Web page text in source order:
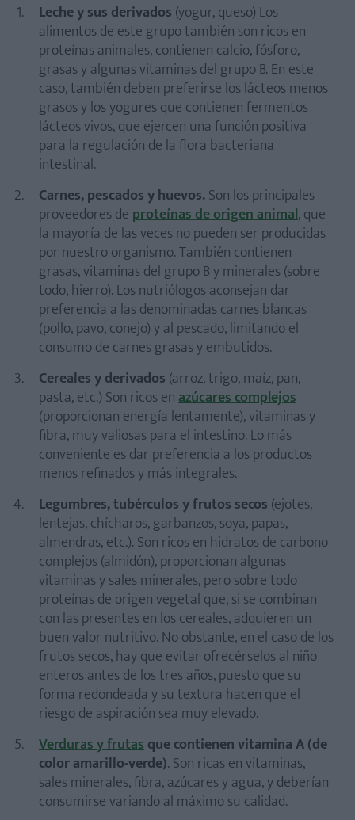
Leche y sus derivados (yogur, queso) Los
alimentos de este grupo también son ricos en
proteínas animales, contienen calcio, fósforo,
grasas y algunas vitaminas del grupo B. En este
caso, también deben preferirse los lácteos menos
grasos y los yogures que contienen fermentos
lácteos vivos, que ejercen una función positiva
para la regulación de la flora bacteriana
intestinal.
Carnes, pescados y huevos.Son los principales
proveedores de proteínas de origen animal, que
la mayoría de las veces no pueden ser producidas
por nuestro organismo. También contienen
grasas, vitaminas del grupo B y minerales (sobre
todo, hierro). Los nutriólogos aconsejan dar
preferencia a las denominadas carnes blancas
(pollo, pavo, conejo) y al pescado, limitando el
consumo de carnes grasas y embutidos.
Cereales y derivados (arroz, trigo, maíz, pan,
pasta, etc.) Son ricos enazúcares complejos
(proporcionan energía lentamente), vitaminas y
fibra, muy valiosas para el intestino. Lo más
conveniente es dar preferencia a los productos
menos refinados y más integrales.
Legumbres, tubérculos y frutos secos (ejotes,
lentejas, chícharos, garbanzos, soya, papas,
almendras, etc.). Son ricos en hidratos de carbono
complejos (almidón), proporcionan algunas
vitaminas y sales minerales, pero sobre todo
proteínas de origen vegetal que, si se combinan
con las presentes en los cereales, adquieren un
buen valor nutritivo. No obstante, en el caso de los
frutos secos, hay que evitar ofrecérselos al niño
enteros antes de los tres años, puesto que su
forma redondeada y su textura hacen que el
riesgo de aspiración sea muy elevado.
Verduras y frutasque contienen vitamina A (de
color amarillo-verde). Son ricas en vitaminas,
sales minerales, fibra, azúcares y agua, y deberían
consumirse variando al máximo su calidad.